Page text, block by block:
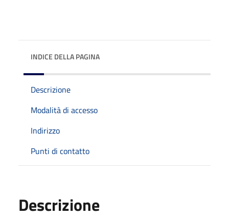
INDICE DELLA PAGINA
Descrizione
Modalità di accesso
Indirizzo
Punti di contatto
Descrizione